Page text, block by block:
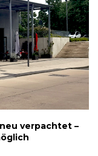
verpachtet –